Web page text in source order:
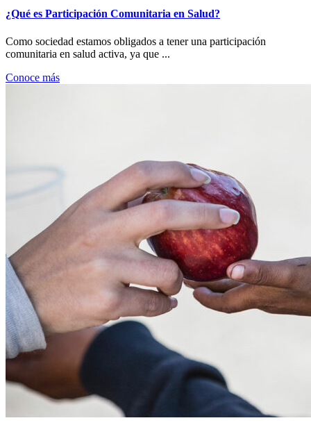
¿Qué es Participación Comunitaria en Salud?
Como sociedad estamos obligados a tener una participación
comunitaria en salud activa, ya que ...
Conoce más